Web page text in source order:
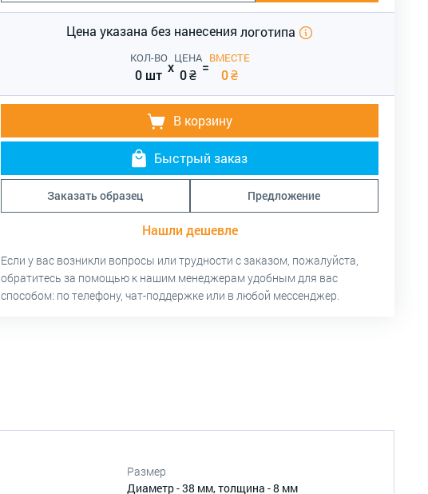
Цена указана без нанесения логотипа
КОЛ-ВО
0 шт x
ЦЕНА
0₴ =
ВМЕСТЕ
0₴
В корзину
Быстрый заказ
Заказать образец Предложение
Нашли дешевле
Если у вас возникли вопросы или трудности с заказом, пожалуйста,
обратитесь за помощью к нашим менеджерам удобным для вас
способом: по телефону, чат-поддержке или в любой мессенджер.
Размер
Диаметр - 38 мм, толщина - 8 мм